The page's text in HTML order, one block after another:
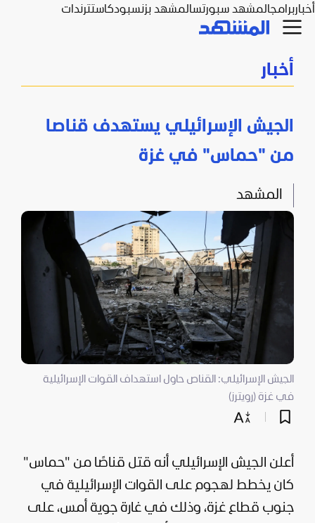
أخباربرامجالمشهد سبورتسالمشهد بزنسبودكاستترندات
أخبار
الجيش الإسرائيلي يستهدف قناصا
من "حماس" في غزة
المشهد
الجيش الإسرائيلي: القناص حاول استهداف القوات الإسرائيلية
في غزة (رويترز)
أعلن الجيش الإسرائيلي أنه قتل قناصًا من "حماس"
كان يخطط لهجوم على القوات الإسرائيلية في
جنوب قطاع غزة، وذلك في غارة جوية أمس، على